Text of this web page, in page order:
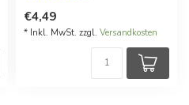
€4,49
* Inkl. MwSt. zzgl. Versandkosten